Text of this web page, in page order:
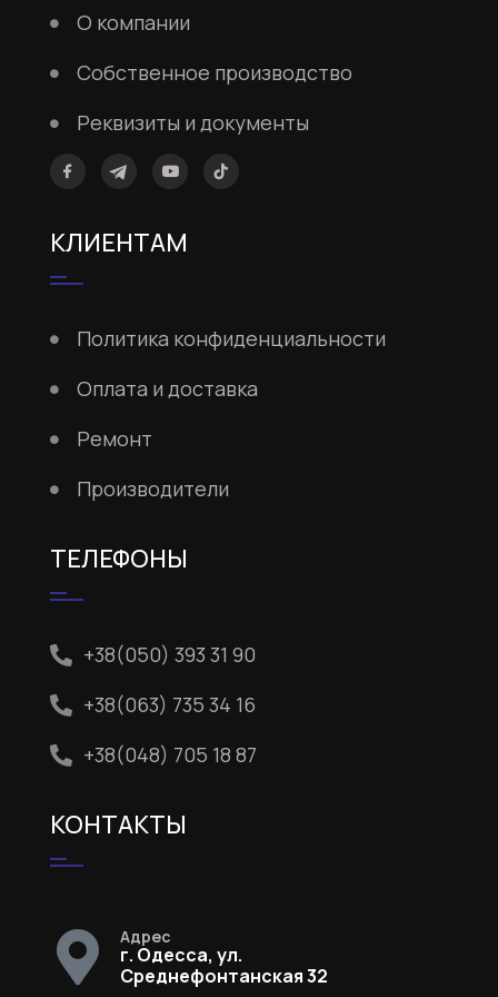
О компании
Собственное производство
Реквизиты и документы
КЛИЕНТАМ
Политика конфиденциальности
Оплата и доставка
Ремонт
Производители
ТЕЛЕФОНЫ
+38(050) 393 31 90
+38(063) 735 34 16
+38(048) 705 18 87
КОНТАКТЫ
Адрес
г. Одесса, ул.
Среднефонтанская 32